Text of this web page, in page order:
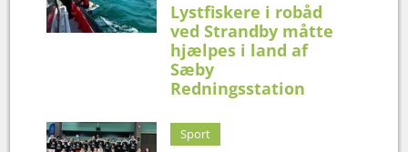
Lystfiskere i robåd
ved Strandby måtte
hjælpes i land af
Sæby
Redningsstation
Sport